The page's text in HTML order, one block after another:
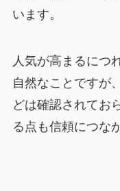
います。
人気が高まるにつ
自然なことですが
どは確認されてお
る点も信頼につな